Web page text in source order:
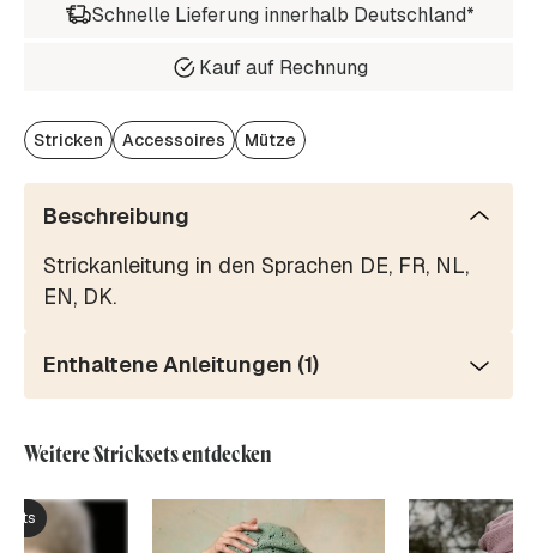
Schnelle Lieferung innerhalb Deutschland*
Kauf auf Rechnung
Stricken Accessoires Mütze
Beschreibung
Strickanleitung in den Sprachen DE, FR, NL,
EN, DK.
Enthaltene Anleitungen (1)
Weitere Stricksets entdecken